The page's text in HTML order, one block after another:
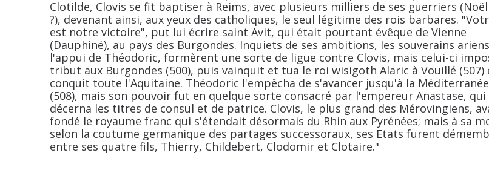
Clotilde, Clovis se fit baptiser à Reims, avec plusieurs milliers de ses guerriers
?), devenant ainsi, aux yeux des catholiques, le seul légitime des rois barbares.
est notre victoire", put lui écrire saint Avit, qui était pourtant évêque de Vienne
(Dauphiné), au pays des Burgondes. Inquiets de ses ambitions, les souverains
l'appui de Théodoric, formèrent une sorte de ligue contre Clovis, mais celui-ci
tribut aux Burgondes (500), puis vainquit et tua le roi wisigoth Alaric à Vouillé (507)
conquit toute l'Aquitaine. Théodoric l'empêcha de s'avancer jusqu'à la Méditerranée
(508), mais son pouvoir fut en quelque sorte consacré par l'empereur Anastase, qui
décerna les titres de consul et de patrice. Clovis, le plus grand des Mérovingiens,
fondé le royaume franc qui s'étendait désormais du Rhin aux Pyrénées; mais à sa
selon la coutume germanique des partages successoraux, ses Etats furent
entre ses quatre fils, Thierry, Childebert, Clodomir et Clotaire."